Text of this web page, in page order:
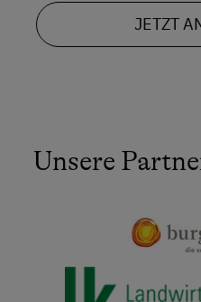
JETZT
Unsere